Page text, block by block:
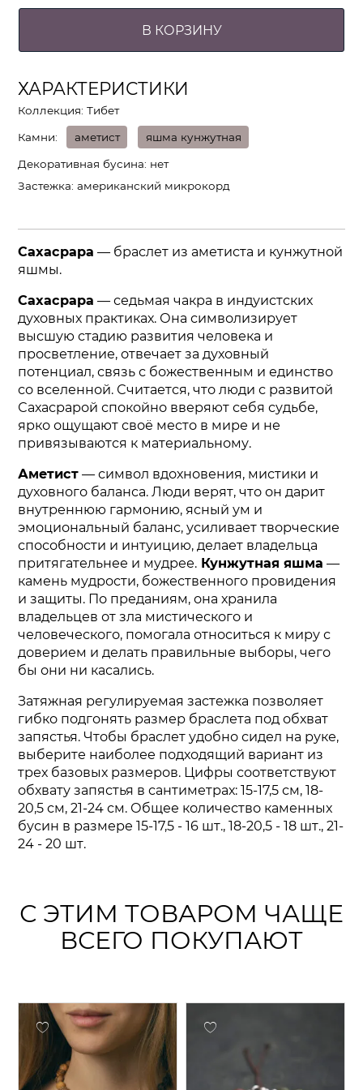
В КОРЗИНУ
ХАРАКТЕРИСТИКИ
Коллекция: Тибет
Камни аметист яшма кунжутная
Декоративная бусина нет
Застежка американский микрокорд
Сахасрара — браслет из аметиста и кунжутной
яшмы.
Сахасрара — седьмая чакра в индуистских
духовных практиках. Она символизирует
высшую стадию развития человека и
просветление, отвечает за духовный
потенциал, связь с божественным и единство
со вселенной. Считается, что люди с развитой
Сахасрарой спокойно вверяют себя судьбе,
ярко ощущают своё место в мире и не
привязываются к материальному.
Аметист — символ вдохновения, мистики и
духовного баланса. Люди верят, что он дарит
внутреннюю гармонию, ясный ум и
эмоциональный баланс, усиливает творческие
способности и интуицию, делает владельца
притягательнее и мудрее. Кунжутная яшма —
камень мудрости, божественного провидения
и защиты. По преданиям, она хранила
владельцев от зла мистического и
человеческого, помогала относиться к миру с
доверием и делать правильные выборы, чего
бы они ни касались.
Затяжная регулируемая застежка позволяет
гибко подгонять размер браслета под обхват
запястья. Чтобы браслет удобно сидел на руке,
выберите наиболее подходящий вариант из
трех базовых размеров. Цифры соответствуют
обхвату запястья в сантиметрах: 15-17,5 см, 18-
20,5 см, 21-24 см. Общее количество каменных
бусин в размере 15-17,5 - 16 шт., 18-20,5 - 18 шт., 21-
24 - 20 шт.
С ЭТИМ ТОВАРОМ ЧАЩЕ
ВСЕГО ПОКУПАЮТ